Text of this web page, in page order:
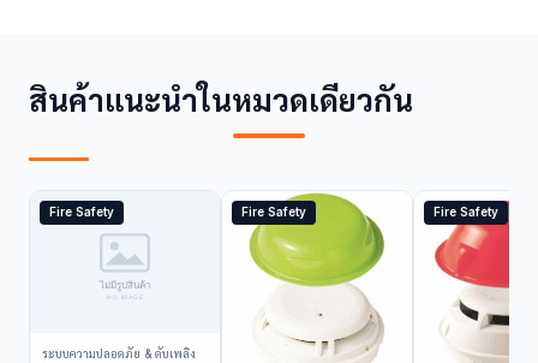
สินค้าแนะนำในหมวดเดียวกัน
Fire Safety
ระบบความปลอดภัย & ดับเพลิง
Fire Safety Fire Safety